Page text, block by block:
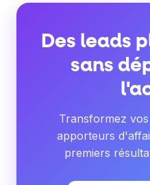
Des leads
sans
Transformez
apporteurs
premiers